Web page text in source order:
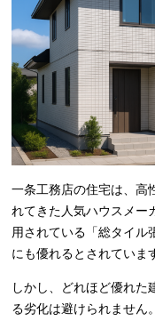
一条工務店の住宅は、高
れてきた人気ハウスメー
用されている「総タイル
にも優れるとされていま
しかし、どれほど優れた
る劣化は避けられません